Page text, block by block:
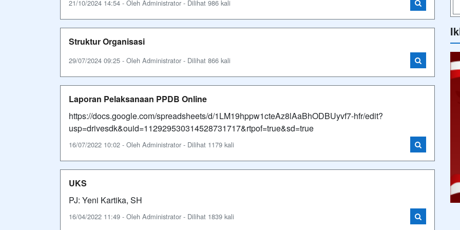
21/10/2024 14:54 - Oleh Administrator - Dilihat 986 kali
Struktur Organisasi
29/07/2024 09:25 - Oleh Administrator - Dilihat 866 kali
Laporan Pelaksanaan PPDB Online
https://docs.google.com/spreadsheets/d/1LM19hppw1cteAz8lAaBhODBUyvf7-hfr/edit?
usp=drivesdk&ouid=112929530314528731717&rtpof=true&sd=true
16/07/2022 10:02 - Oleh Administrator - Dilihat 1179 kali
UKS
PJ: Yeni Kartika, SH
16/04/2022 11:49 - Oleh Administrator - Dilihat 1839 kali